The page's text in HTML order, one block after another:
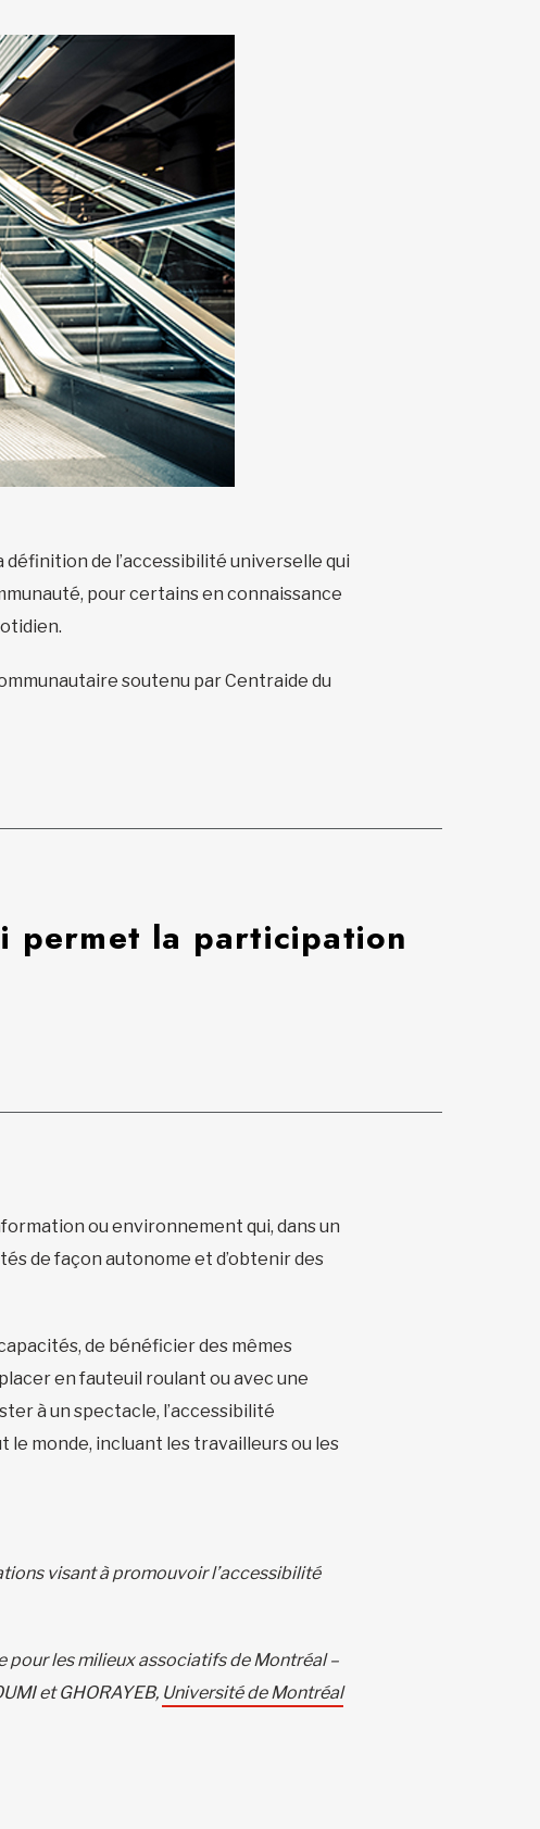
de l’accessibilité universelle qui
pour certains en connaissance
soutenu par Centraide du
permet la participation
ou environnement qui, dans un
de façon autonome et d’obtenir des
de bénéficier des mêmes
en fauteuil roulant ou avec une
à un spectacle, l’accessibilité
monde, incluant les travailleurs ou les
visant à promouvoir l’accessibilité
pour les milieux associatifs de Montréal –
et GHORAYEB, Université de Montréal